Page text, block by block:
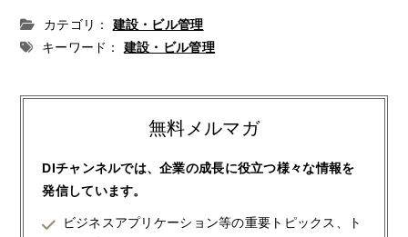
カテゴリ：
建設・ビル管理
キーワード：
建設・ビル管理
無料メルマガ
DIチャンネルでは、企業の成長に役立つ様々な情報を
発信しています。
ビジネスアプリケーション等の重要トピックス、ト